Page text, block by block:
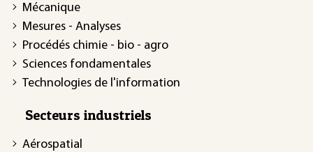
Mécanique
Mesures - Analyses
Procédés chimie - bio - agro
Sciences fondamentales
Technologies de l'information
Secteurs industriels
Aérospatial